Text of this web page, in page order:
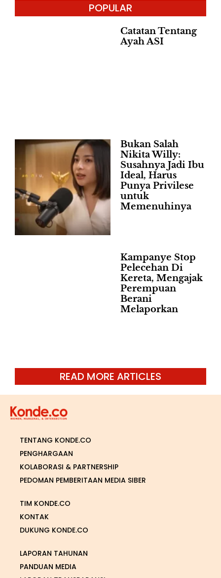
POPULAR
Catatan Tentang
Ayah ASI
Bukan Salah
Nikita Willy:
Susahnya Jadi Ibu
Ideal, Harus
Punya Privilese
untuk
Memenuhinya
Kampanye Stop
Pelecehan Di
Kereta, Mengajak
Perempuan
Berani
Melaporkan
READ MORE ARTICLES
TENTANG KONDE.CO
PENGHARGAAN
KOLABORASI & PARTNERSHIP
PEDOMAN PEMBERITAAN MEDIA SIBER
TIM KONDE.CO
KONTAK
DUKUNG KONDE.CO
LAPORAN TAHUNAN
PANDUAN MEDIA